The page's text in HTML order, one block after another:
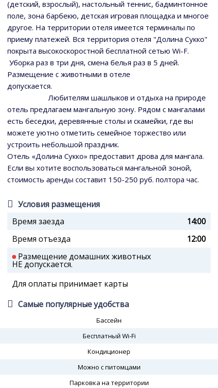
(детский, взрослый), настольный теннис, бадминтонное
поле, зона барбекю, детская игровая площадка и многое
другое. На территории отеля имеется терминалы по
приему платежей. Вся территория отеля "Долина Сукко"
покрыта высокоскоростной бесплатной сетью Wi-F.
Уборка раз в три дня, смена белья раз в 5 дней.
Размещение с животными в отеле
допускается.
Любителям шашлыков и отдыха на природе
отель предлагаем мангальную зону. Рядом с мангалами
есть беседки, деревянные столы и скамейки, где вы
можете уютно отметить семейное торжество или
устроить небольшой праздник.
Отель «Долина Сукко» предоставит дрова для мангала.
Если вы хотите воспользоваться мангальной зоной,
стоимость аренды составит 150-250 руб. полтора час.
Условия размещения
Время заезда
14:00
Время отъезда
12:00
Размещение домашних животных
НЕ допускается.
Для оплаты принимает карты
Самые популярные удобства
Бассейн
Бесплатный Wi-Fi
Кондиционер
Можно с питомцами
Парковка на территории